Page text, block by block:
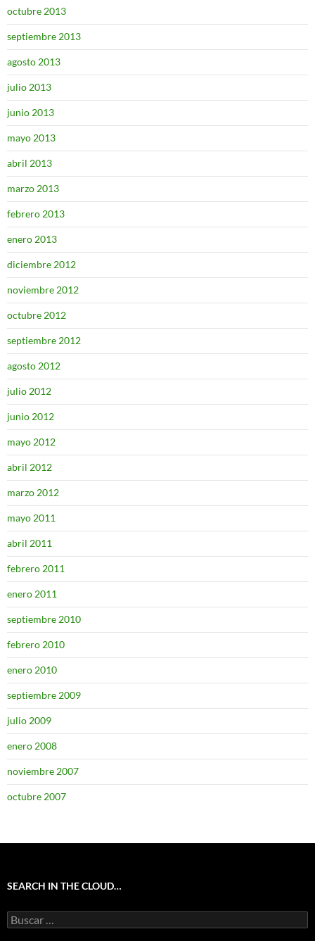
octubre 2013
septiembre 2013
agosto 2013
julio 2013
junio 2013
mayo 2013
abril 2013
marzo 2013
febrero 2013
enero 2013
diciembre 2012
noviembre 2012
octubre 2012
septiembre 2012
agosto 2012
julio 2012
junio 2012
mayo 2012
abril 2012
marzo 2012
mayo 2011
abril 2011
febrero 2011
enero 2011
septiembre 2010
febrero 2010
enero 2010
septiembre 2009
julio 2009
enero 2008
noviembre 2007
octubre 2007
SEARCH IN THE CLOUD…
Buscar: